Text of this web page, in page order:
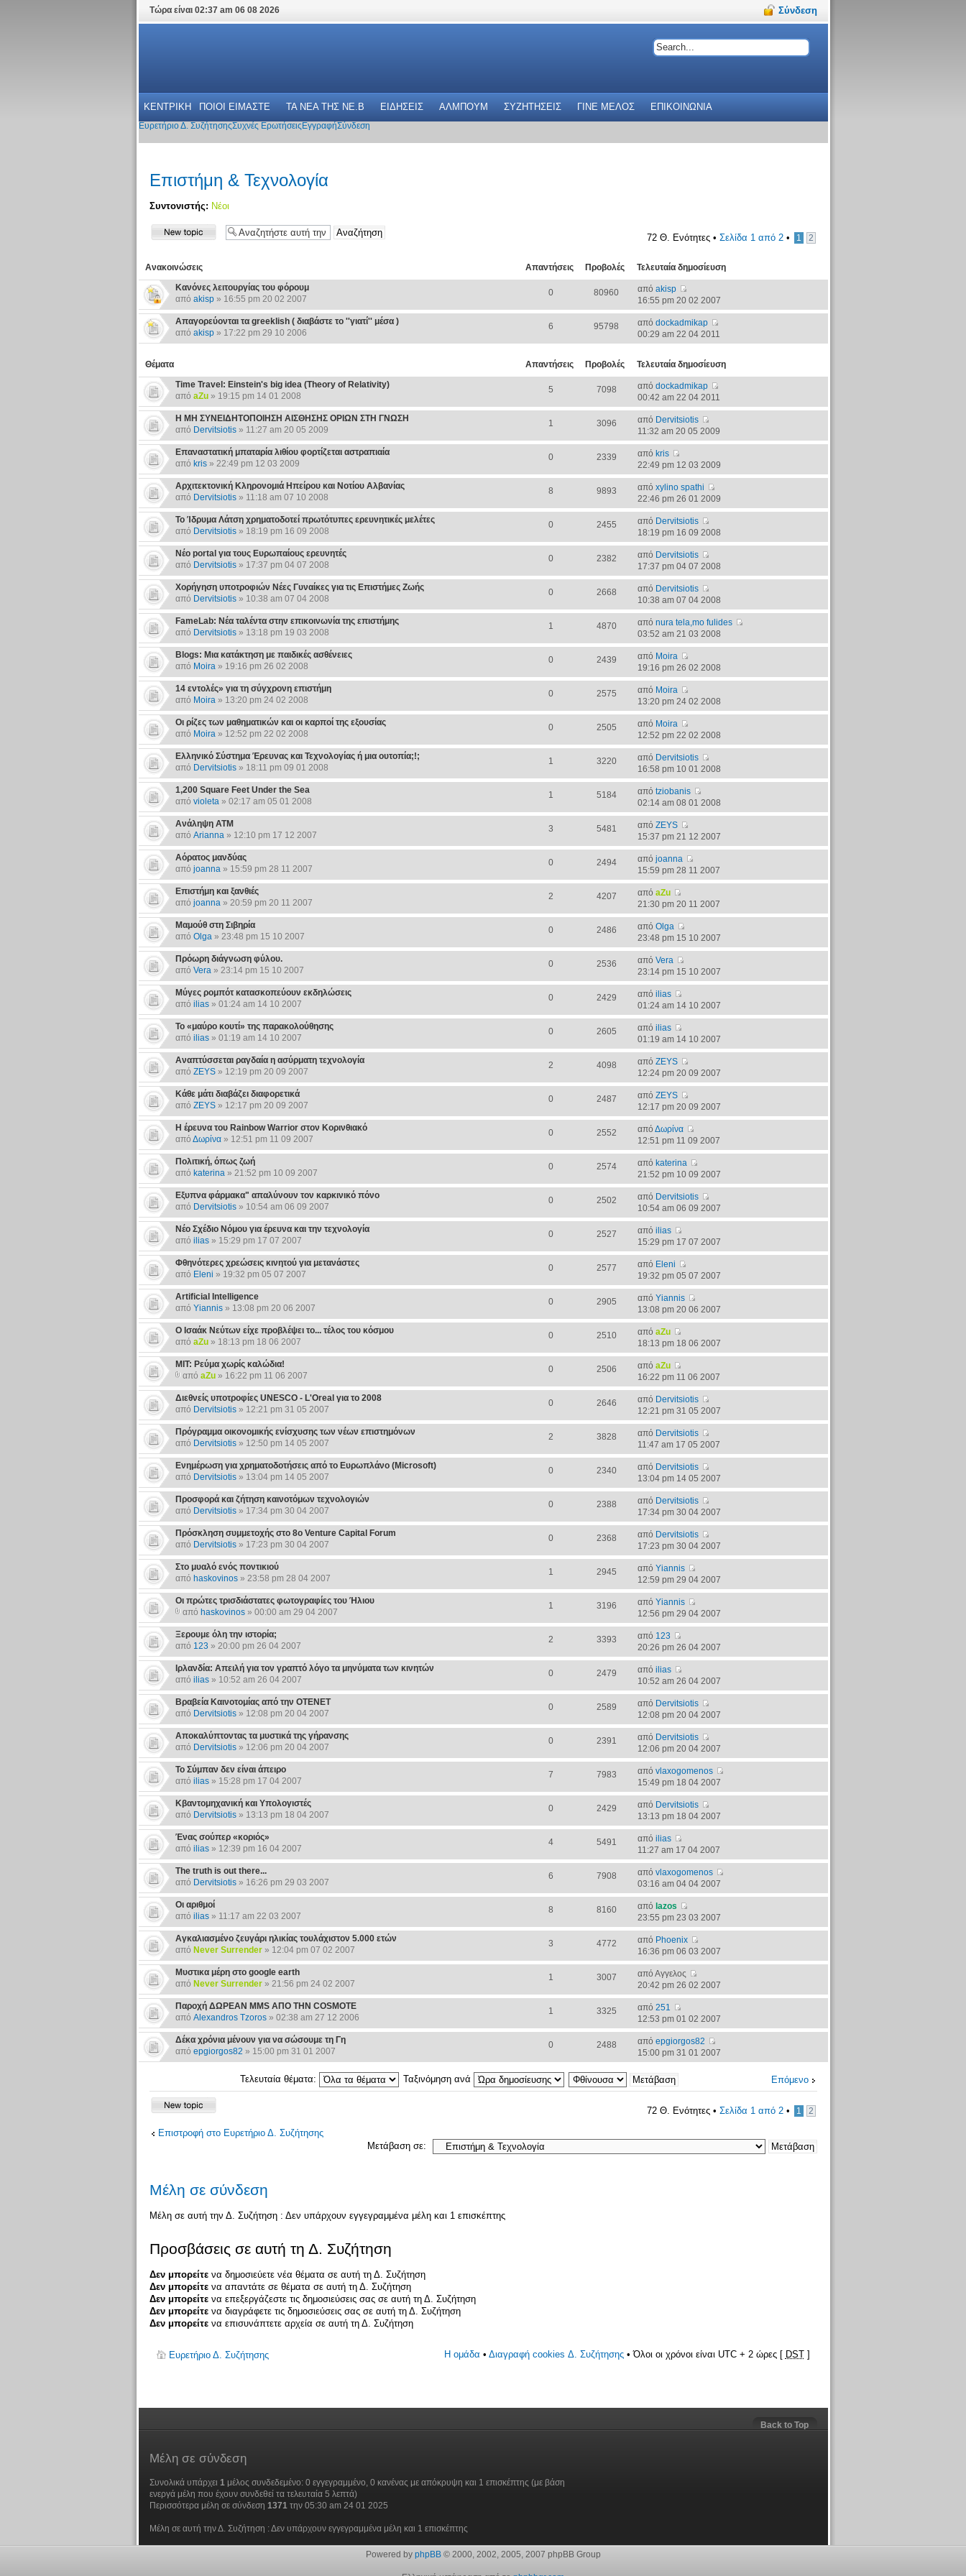
Τώρα είναι 02:37 am 06 08 2026 Σύνδεση
ΚΕΝΤΡΙΚΗ ΠΟΙΟΙ ΕΙΜΑΣΤΕ ΤΑ ΝΕΑ THΣ NE.B ΕΙΔΗΣΕΙΣ ΑΛΜΠΟΥΜ ΣΥΖΗΤΗΣΕΙΣ ΓΙΝΕ ΜΕΛΟΣ ΕΠΙΚΟΙΝΩΝΙΑ
Ευρετήριο Δ. ΣυζήτησηςΣυχνές Ερωτήσεις ΕγγραφήΣύνδεση
Επιστήμη & Τεχνολογία
Συντονιστής: Νέοι
72 Θ. Ενότητες • Σελίδα 1από 2• 1 2
Ανακοινώσεις Απαντήσεις Προβολές
Τελευταία δημοσίευση
Κανόνες λειτουργίας του φόρουμ
από akisp» 16:55 pm 20 02 2007
0 80960 απόakisp
16:55 pm 20 02 2007
Απαγορεύονται τα greeklish ( διαβάστε το ''γιατί'' μέσα )
από akisp» 17:22 pm 29 10 2006
6 95798 απόdockadmikap
00:29 am 22 04 2011
Θέματα Απαντήσεις Προβολές
Τελευταία δημοσίευση
Time Travel: Einstein's big idea (Theory of Relativity)
από aZu» 19:15 pm 14 01 2008
5 7098 απόdockadmikap
00:42 am 22 04 2011
H ΜΗ ΣΥΝΕΙΔΗΤΟΠΟΙΗΣΗ ΑΙΣΘΗΣΗΣ ΟΡΙΩΝ ΣΤΗ ΓΝΩΣΗ
από Dervitsiotis» 11:27 am 20 05 2009
1 3096 από Dervitsiotis
11:32 am 20 05 2009
Επαναστατική μπαταρία λιθίου φορτίζεται αστραπιαία
από kris» 22:49 pm 12 03 2009
0 2339 από kris
22:49 pm 12 03 2009
Αρχιτεκτονική Κληρονομιά Ηπείρου και Νοτίου Αλβανίας
από Dervitsiotis» 11:18 am 07 10 2008
8 9893 απόxylino spathi
22:46 pm 26 01 2009
Το Ίδρυμα Λάτση χρηματοδοτεί πρωτότυπες ερευνητικές μελέτες
από Dervitsiotis» 18:19 pm 16 09 2008
0 2455 από Dervitsiotis
18:19 pm 16 09 2008
Νέο portal για τους Ευρωπαίους ερευνητές
από Dervitsiotis» 17:37 pm 04 07 2008
0 2382 από Dervitsiotis
17:37 pm 04 07 2008
Χορήγηση υποτροφιών Νέες Γυναίκες για τις Επιστήμες Ζωής
από Dervitsiotis» 10:38 am 07 04 2008
0 2668 από Dervitsiotis
10:38 am 07 04 2008
FameLab: Νέα ταλέντα στην επικοινωνία της επιστήμης
από Dervitsiotis» 13:18 pm 19 03 2008
1 4870 απόnura tela,mo fulides
03:52 am 21 03 2008
Blogs: Μια κατάκτηση με παιδικές ασθένειες
από Moira» 19:16 pm 26 02 2008
0 2439 από Moira
19:16 pm 26 02 2008
14 εντολές» για τη σύγχρονη επιστήμη
από Moira» 13:20 pm 24 02 2008
0 2575 από Moira
13:20 pm 24 02 2008
Οι ρίζες των μαθηματικών και οι καρποί της εξουσίας
από Moira» 12:52 pm 22 02 2008
0 2505 από Moira
12:52 pm 22 02 2008
Ελληνικό Σύστημα Έρευνας και Τεχνολογίας ή μια ουτοπία;!;
από Dervitsiotis» 18:11 pm 09 01 2008
1 3220 από Dervitsiotis
16:58 pm 10 01 2008
1,200 Square Feet Under the Sea
από violeta» 02:17 am 05 01 2008
1 5184 απόtziobanis
02:14 am 08 01 2008
Ανάληψη ATM
από Arianna» 12:10 pm 17 12 2007
3 5481 απόZEYS
15:37 pm 21 12 2007
Αόρατος μανδύας
από joanna» 15:59 pm 28 11 2007
0 2494 απόjoanna
15:59 pm 28 11 2007
Επιστήμη και ξανθιές
από joanna» 20:59 pm 20 11 2007
2 4207 απόaZu
21:30 pm 20 11 2007
Μαμούθ στη Σιβηρία
από Olga» 23:48 pm 15 10 2007
0 2486 απόOlga
23:48 pm 15 10 2007
Πρόωρη διάγνωση φύλου.
από Vera» 23:14 pm 15 10 2007
0 2536 απόVera
23:14 pm 15 10 2007
Μύγες ρομπότ κατασκοπεύουν εκδηλώσεις
από ilias» 01:24 am 14 10 2007
0 2429 απόilias
01:24 am 14 10 2007
Το «μαύρο κουτί» της παρακολούθησης
από ilias» 01:19 am 14 10 2007
0 2605 απόilias
01:19 am 14 10 2007
Αναπτύσσεται ραγδαία η ασύρματη τεχνολογία
από ZEYS» 12:19 pm 20 09 2007
2 4098 απόZEYS
12:24 pm 20 09 2007
Κάθε μάτι διαβάζει διαφορετικά
από ZEYS» 12:17 pm 20 09 2007
0 2487 απόZEYS
12:17 pm 20 09 2007
Η έρευνα του Rainbow Warrior στον Κορινθιακό
από Δωρίνα» 12:51 pm 11 09 2007
0 2552 απόΔωρίνα
12:51 pm 11 09 2007
Πολιτική, όπως ζωή
από katerina» 21:52 pm 10 09 2007
0 2574 από katerina
21:52 pm 10 09 2007
Eξυπνα φάρμακα" απαλύνουν τον καρκινικό πόνο
από Dervitsiotis» 10:54 am 06 09 2007
0 2502 από Dervitsiotis
10:54 am 06 09 2007
Νέο Σχέδιο Νόμου για έρευνα και την τεχνολογία
από ilias» 15:29 pm 17 07 2007
0 2527 απόilias
15:29 pm 17 07 2007
Φθηνότερες χρεώσεις κινητού για μετανάστες
από Eleni » 19:32 pm 05 07 2007
0 2577 από Eleni
19:32 pm 05 07 2007
Artificial Intelligence
από Yiannis» 13:08 pm 20 06 2007
0 2905 απόYiannis
13:08 pm 20 06 2007
Ο Ισαάκ Νεύτων είχε προβλέψει το... τέλος του κόσμου
από aZu» 18:13 pm 18 06 2007
0 2510 απόaZu
18:13 pm 18 06 2007
MIT: Ρεύμα χωρίς καλώδια!
από aZu» 16:22 pm 11 06 2007
0 2506 απόaZu
16:22 pm 11 06 2007
Διεθνείς υποτροφίες UNESCO - L'Oreal για το 2008
από Dervitsiotis» 12:21 pm 31 05 2007
0 2646 από Dervitsiotis
12:21 pm 31 05 2007
Πρόγραμμα οικονομικής ενίσχυσης των νέων επιστημόνων
από Dervitsiotis» 12:50 pm 14 05 2007
2 3828 από Dervitsiotis
11:47 am 17 05 2007
Ενημέρωση για χρηματοδοτήσεις από το Ευρωπλάνο (Microsoft)
από Dervitsiotis» 13:04 pm 14 05 2007
0 2340 από Dervitsiotis
13:04 pm 14 05 2007
Προσφορά και ζήτηση καινοτόμων τεχνολογιών
από Dervitsiotis» 17:34 pm 30 04 2007
0 2388 από Dervitsiotis
17:34 pm 30 04 2007
Πρόσκληση συμμετοχής στο 8ο Venture Capital Forum
από Dervitsiotis» 17:23 pm 30 04 2007
0 2368 από Dervitsiotis
17:23 pm 30 04 2007
Στο μυαλό ενός ποντικιού
από haskovinos» 23:58 pm 28 04 2007
1 2945 απόYiannis
12:59 pm 29 04 2007
Οι πρώτες τρισδιάστατες φωτογραφίες του Ήλιου
από haskovinos» 00:00 am 29 04 2007
1 3196 απόYiannis
12:56 pm 29 04 2007
Ξερουμε όλη την ιστορία;
από 123 » 20:00 pm 26 04 2007
2 3393 από 123
20:26 pm 26 04 2007
Ιρλανδία: Απειλή για τον γραπτό λόγο τα μηνύματα των κινητών
από ilias» 10:52 am 26 04 2007
0 2479 απόilias
10:52 am 26 04 2007
Βραβεία Καινοτομίας από την ΟΤΕΝΕΤ
από Dervitsiotis» 12:08 pm 20 04 2007
0 2589 από Dervitsiotis
12:08 pm 20 04 2007
Αποκαλύπτοντας τα μυστικά της γήρανσης
από Dervitsiotis» 12:06 pm 20 04 2007
0 2391 από Dervitsiotis
12:06 pm 20 04 2007
Το Σύμπαν δεν είναι άπειρο
από ilias» 15:28 pm 17 04 2007
7 7983 απόvlaxogomenos
15:49 pm 18 04 2007
Κβαντομηχανική και Υπολογιστές
από Dervitsiotis» 13:13 pm 18 04 2007
0 2429 από Dervitsiotis
13:13 pm 18 04 2007
Ένας σούπερ «κοριός»
από ilias» 12:39 pm 16 04 2007
4 5491 απόilias
11:27 am 17 04 2007
The truth is out there...
από Dervitsiotis» 16:26 pm 29 03 2007
6 7908 απόvlaxogomenos
03:16 am 04 04 2007
Οι αριθμοί
από ilias» 11:17 am 22 03 2007
8 8160 από lazos
23:55 pm 23 03 2007
Αγκαλιασμένο ζευγάρι ηλικίας τουλάχιστον 5.000 ετών
από Never Surrender» 12:04 pm 07 02 2007
3 4772 από Phoenix
16:36 pm 06 03 2007
Μυστικα μέρη στο google earth
από Never Surrender» 21:56 pm 24 02 2007
1 3007
από Αγγελος
20:42 pm 26 02 2007
Παροχή ΔΩΡΕΑΝ ΜΜS AΠΟ ΤΗΝ COSMOTE
από Alexandros Tzoros» 02:38 am 27 12 2006
1 3325 από251
12:53 pm 01 02 2007
Δέκα χρόνια μένουν για να σώσουμε τη Γη
από epgiorgos82 » 15:00 pm 31 01 2007
0 2488 απόepgiorgos82
15:00 pm 31 01 2007
Επόμενο
Τελευταία θέματα: Ταξινόμηση ανά
72 Θ. Ενότητες • Σελίδα 1από 2• 1 2
Επιστροφή στο Ευρετήριο Δ. Συζήτησης
Μετάβαση σε:
Μέλη σε σύνδεση
Μέλη σε αυτή την Δ. Συζήτηση : Δεν υπάρχουν εγγεγραμμένα μέλη και 1 επισκέπτης
Προσβάσεις σε αυτή τη Δ. Συζήτηση
Δεν μπορείτενα δημοσιεύετε νέα θέματα σε αυτή τη Δ. Συζήτηση
Δεν μπορείτενα απαντάτε σε θέματα σε αυτή τη Δ. Συζήτηση
Δεν μπορείτενα επεξεργάζεστε τις δημοσιεύσεις σας σε αυτή τη Δ. Συζήτηση
Δεν μπορείτενα διαγράφετε τις δημοσιεύσεις σας σε αυτή τη Δ. Συζήτηση
Δεν μπορείτενα επισυνάπτετε αρχεία σε αυτή τη Δ. Συζήτηση
Ευρετήριο Δ. Συζήτησης Η ομάδα • Διαγραφή cookies Δ. Συζήτησης• Όλοι οι χρόνοι είναι UTC + 2 ώρες [ DST]
Back to Top
Μέλησε σύνδεση
Συνολικά υπάρχει 1μέλος συνδεδεμένο: 0 εγγεγραμμένο, 0 κανένας με απόκρυψη και 1 επισκέπτης (με βάση
ενεργά μέλη που έχουν συνδεθεί τα τελευταία 5 λεπτά)
Περισσότερα μέλη σε σύνδεση 1371την 05:30 am 24 01 2025
Μέλη σε αυτή την Δ. Συζήτηση : Δεν υπάρχουν εγγεγραμμένα μέλη και 1 επισκέπτης
Powered by phpBB© 2000, 2002, 2005, 2007 phpBB Group